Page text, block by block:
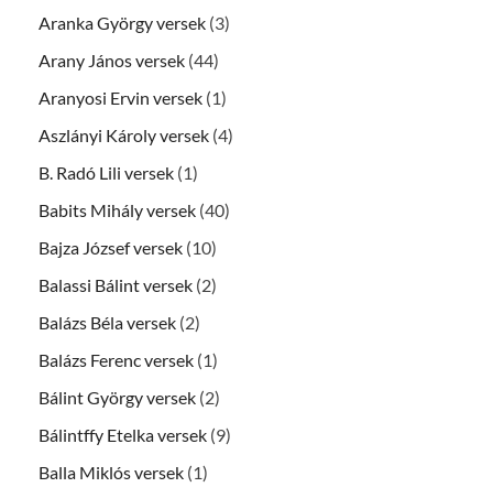
Aranka György versek (3)
Arany János versek (44)
Aranyosi Ervin versek (1)
Aszlányi Károly versek (4)
B. Radó Lili versek (1)
Babits Mihály versek (40)
Bajza József versek (10)
Balassi Bálint versek (2)
Balázs Béla versek (2)
Balázs Ferenc versek (1)
Bálint György versek (2)
Bálintffy Etelka versek (9)
Balla Miklós versek (1)